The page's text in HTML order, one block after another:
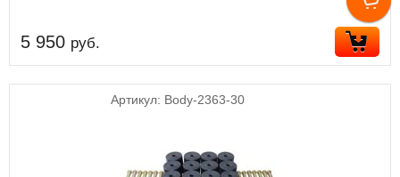
5 950 руб.
Артикул: Body-2363-30